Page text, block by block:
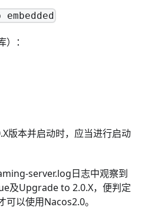
：
版本并启动时，应当进行启动
server.log日志中观察到
及Upgrade to 2.0.X，便判定
以使用Nacos2.0。